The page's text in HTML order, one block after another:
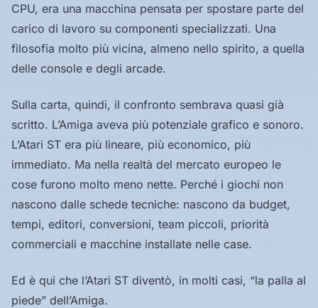
CPU, era una macchina pensata per spostare parte del
carico di lavoro su componenti specializzati. Una
filosofia molto più vicina, almeno nello spirito, a quella
delle console e degli arcade.
Sulla carta, quindi, il confronto sembrava quasi già
scritto. L’Amiga aveva più potenziale grafico e sonoro.
L’Atari ST era più lineare, più economico, più
immediato. Ma nella realtà del mercato europeo le
cose furono molto meno nette. Perché i giochi non
nascono dalle schede tecniche: nascono da budget,
tempi, editori, conversioni, team piccoli, priorità
commerciali e macchine installate nelle case.
Ed è qui che l’Atari ST diventò, in molti casi, “la palla al
piede” dell’Amiga.